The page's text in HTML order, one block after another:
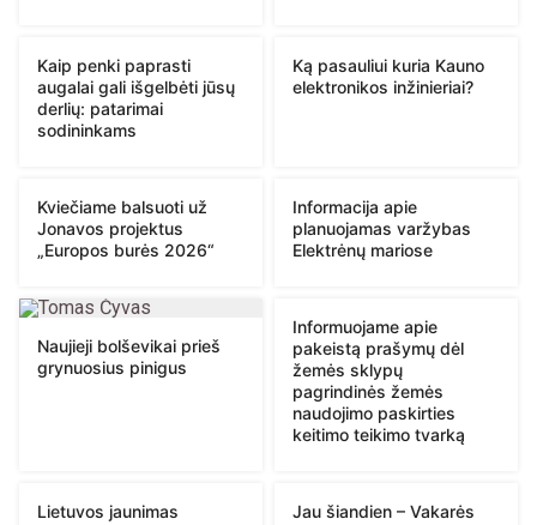
Kaip penki paprasti
augalai gali išgelbėti jūsų
derlių: patarimai
sodininkams
Ką pasauliui kuria Kauno
elektronikos inžinieriai?
Kviečiame balsuoti už
Jonavos projektus
„Europos burės 2026“
Informacija apie
planuojamas varžybas
Elektrėnų mariose
Naujieji bolševikai prieš
grynuosius pinigus
Informuojame apie
pakeistą prašymų dėl
žemės sklypų
pagrindinės žemės
naudojimo paskirties
keitimo teikimo tvarką
Lietuvos jaunimas
Jau šiandien – Vakarės